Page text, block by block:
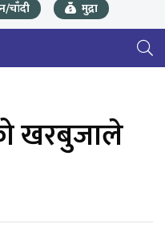
चाँदी मुद्रा
खरबुजाले